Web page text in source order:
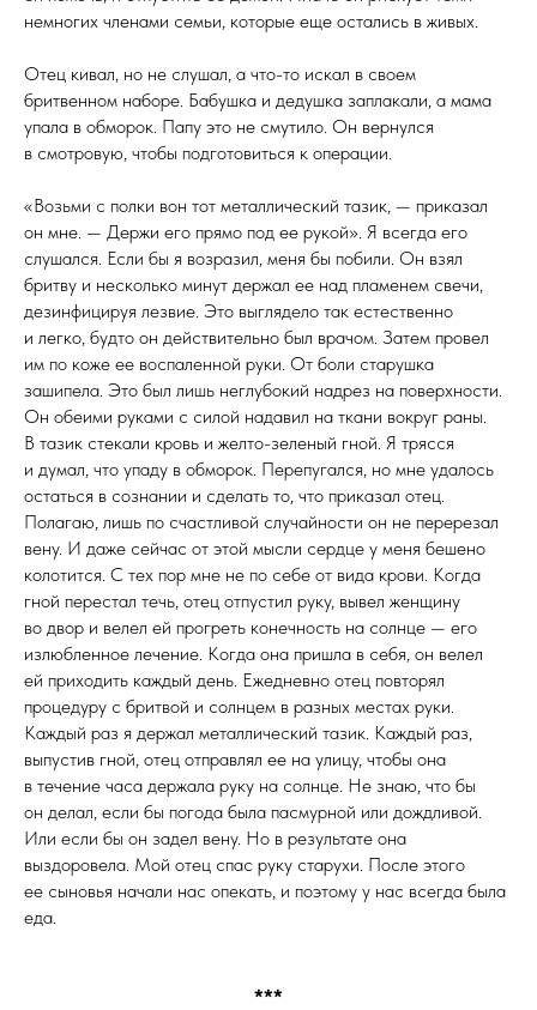
немногих членами семьи, которые еще остались в живых.
Отец кивал, но не слушал, а что-то искал в своем
бритвенном наборе. Бабушка и дедушка заплакали, а мама
упала в обморок. Папу это не смутило. Он вернулся
в смотровую, чтобы подготовиться к операции.
«Возьми с полки вон тот металлический тазик, — приказал
он мне. — Держи его прямо под ее рукой». Я всегда его
слушался. Если бы я возразил, меня бы побили. Он взял
бритву и несколько минут держал ее над пламенем свечи,
дезинфицируя лезвие. Это выглядело так естественно
и легко, будто он действительно был врачом. Затем провел
им по коже ее воспаленной руки. От боли старушка
зашипела. Это был лишь неглубокий надрез на поверхности.
Он обеими руками с силой надавил на ткани вокруг раны.
В тазик стекали кровь и желто-зеленый гной. Я трясся
и думал, что упаду в обморок. Перепугался, но мне удалось
остаться в сознании и сделать то, что приказал отец.
Полагаю, лишь по счастливой случайности он не перерезал
вену. И даже сейчас от этой мысли сердце у меня бешено
колотится. С тех пор мне не по себе от вида крови. Когда
гной перестал течь, отец отпустил руку, вывел женщину
во двор и велел ей прогреть конечность на солнце — его
излюбленное лечение. Когда она пришла в себя, он велел
ей приходить каждый день. Ежедневно отец повторял
процедуру с бритвой и солнцем в разных местах руки.
Каждый раз я держал металлический тазик. Каждый раз,
выпустив гной, отец отправлял ее на улицу, чтобы она
в течение часа держала руку на солнце. Не знаю, что бы
он делал, если бы погода была пасмурной или дождливой.
Или если бы он задел вену. Но в результате она
выздоровела. Мой отец спас руку старухи. После этого
ее сыновья начали нас опекать, и поэтому у нас всегда была
еда.
***